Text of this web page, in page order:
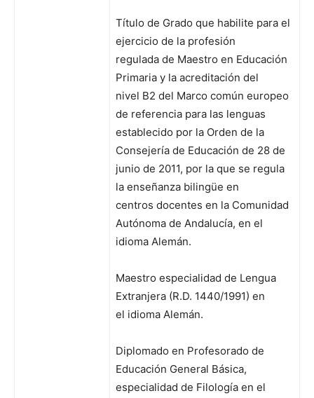
Título de Grado que habilite para el
ejercicio de la profesión
regulada de Maestro en Educación
Primaria y la acreditación del
nivel B2 del Marco común europeo
de referencia para las lenguas
establecido por la Orden de la
Consejería de Educación de 28 de
junio de 2011, por la que se regula
la enseñanza bilingüe en
centros docentes en la Comunidad
Autónoma de Andalucía, en el
idioma Alemán.
Maestro especialidad de Lengua
Extranjera (R.D. 1440/1991) en
el idioma Alemán.
Diplomado en Profesorado de
Educación General Básica,
especialidad de Filología en el